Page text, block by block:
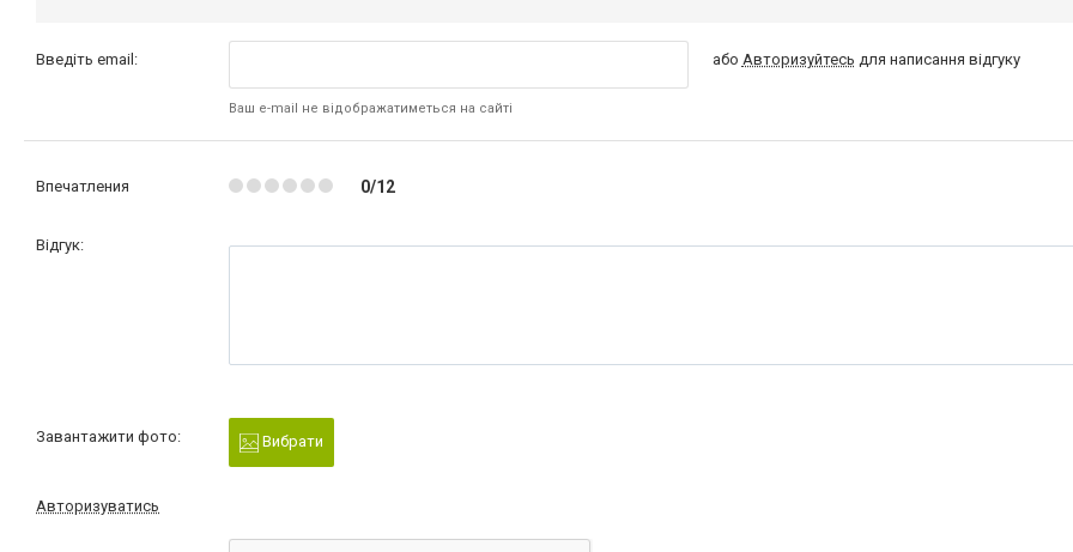
Введіть email:
Ваш e-mail не відображатиметься на сайті
або Авторизуйтесь для написання відгуку
Впечатления 0/12
Відгук:
Завантажити фото: Вибрати
Авторизуватись